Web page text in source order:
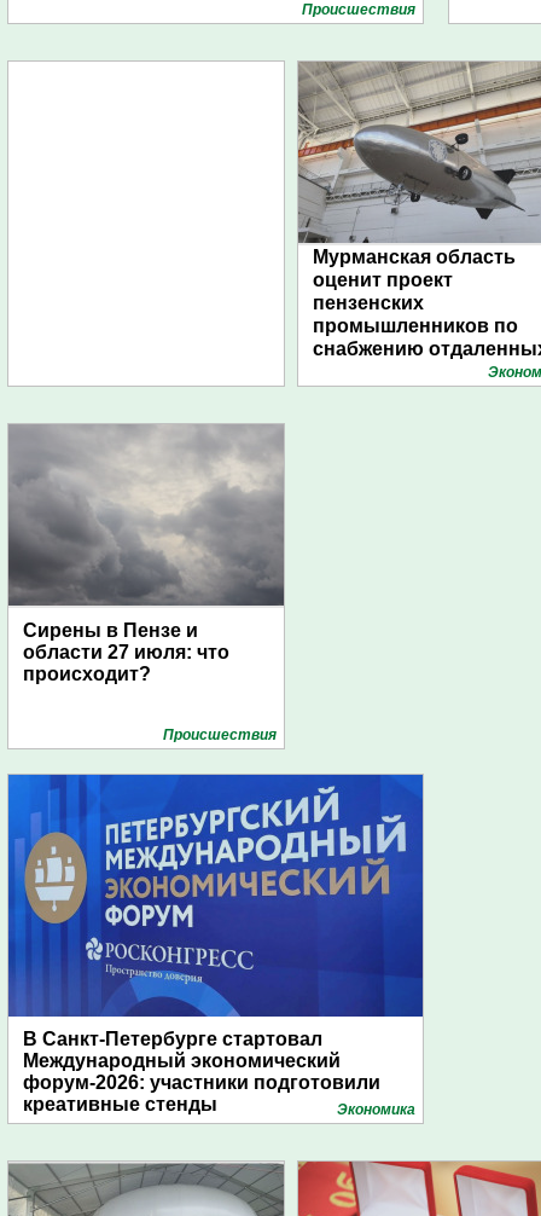
Проиcшествия
Мурманская область
оценит проект
пензенских
промышленников по
снабжению
поселений с помощью
Сирены в Пензе и
области 27 июля: что
происходит?
Проиcшествия
В Санкт-Петербурге стартовал
Международный экономический
форум-2026: участники подготовили
креативные стенды
Экономика